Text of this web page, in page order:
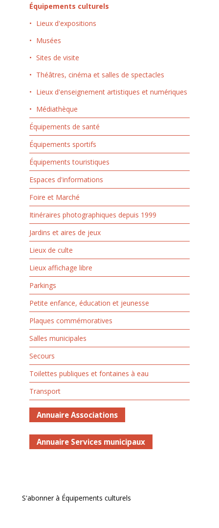
Équipements culturels
Lieux d'expositions
Musées
Sites de visite
Théâtres, cinéma et salles de spectacles
Lieux d'enseignement artistiques et numériques
Médiathèque
Équipements de santé
Équipements sportifs
Équipements touristiques
Espaces d'informations
Foire et Marché
Itinéraires photographiques depuis 1999
Jardins et aires de jeux
Lieux de culte
Lieux affichage libre
Parkings
Petite enfance, éducation et jeunesse
Plaques commémoratives
Salles municipales
Secours
Toilettes publiques et fontaines à eau
Transport
Annuaire Associations
Annuaire Services municipaux
S'abonner à Équipements culturels